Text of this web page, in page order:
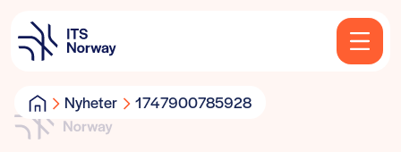
Nyheter 1747900785928